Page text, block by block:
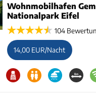
Wohnmobilhafen
Nationalpark Eifel
104
14,00 EUR/Nacht